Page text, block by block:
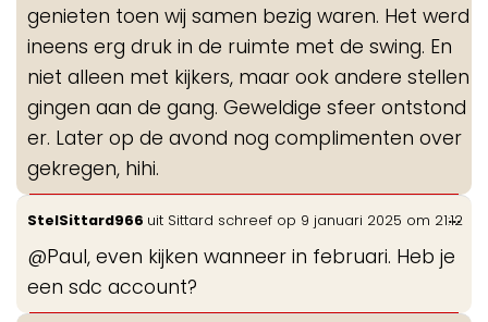
genieten toen wij samen bezig waren. Het werd
ineens erg druk in de ruimte met de swing. En
niet alleen met kijkers, maar ook andere stellen
gingen aan de gang. Geweldige sfeer ontstond
er. Later op de avond nog complimenten over
gekregen, hihi.
StelSittard966 uit Sittard schreef op 9 januari 2025 om 21:12
@Paul, even kijken wanneer in februari. Heb je
een sdc account?
...